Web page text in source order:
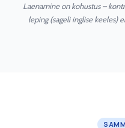
Laenamine on kohustus –
leping (sageli inglise keeles)